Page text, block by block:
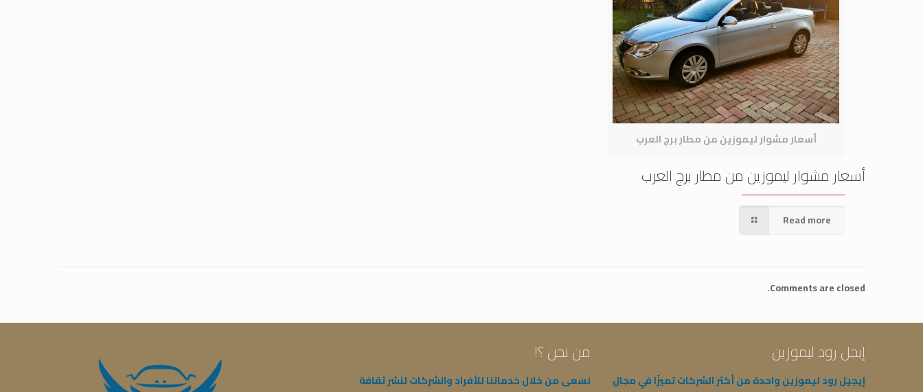
أسعار مشوار ليموزين من مطار برج العرب
أسعار مشوار ليموزين من مطار برج العرب
Read more
Comments are closed.
إيجل رود ليموزين
إيجيل رود ليموزين واحدة من أكثر الشركات تميزًا في مجال
من نحن ؟!
نسعى من خلال خدماتنا للأفراد والشركات لنشر ثقافة